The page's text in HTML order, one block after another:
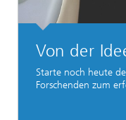
Von der
Starte noch heute
Forschenden zum